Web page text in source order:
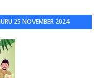
25 NOVEMBER 2024